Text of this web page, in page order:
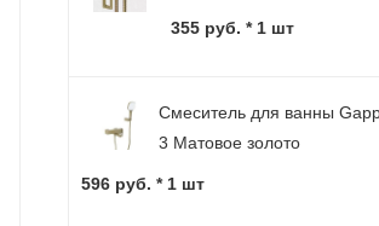
355 руб. * 1 шт
Смеситель для ванны
3 Матовое золото
596 руб. * 1 шт